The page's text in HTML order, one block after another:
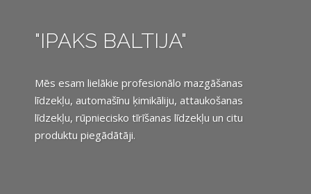
"IPAKS BALTIJA"
Mēs esam lielākie profesionālo mazgāšanas
līdzekļu, automašīnu ķimikāliju, attaukošanas
līdzekļu, rūpniecisko tīrīšanas līdzekļu un citu
produktu piegādātāji.